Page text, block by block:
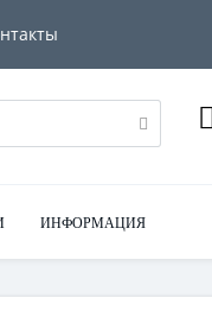
ИНФОРМАЦИЯ